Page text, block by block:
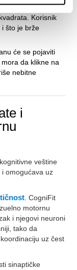
je brže moguće i
Korisnik
i što je brže
će se pojaviti
da klikne na
nebitne
i
veštine
omogućava uz
. CogniFit
motornu
i njegovi neuroni
tako da
uz čest
sinaptičke